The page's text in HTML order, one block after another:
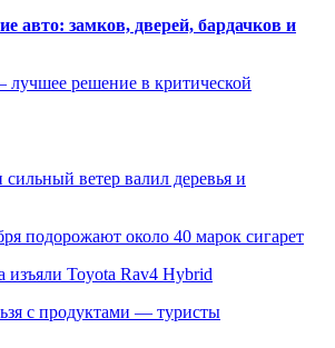
авто: замков, дверей, бардачков и
решение в критической
сильный ветер валил деревья и
подорожают около 40 марок сигарет
изъяли Toyota Rav4 Hybrid
с продуктами — туристы